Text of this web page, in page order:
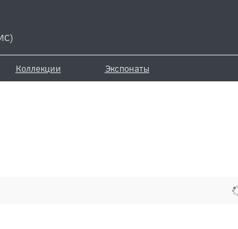
Коллекции Экспонаты